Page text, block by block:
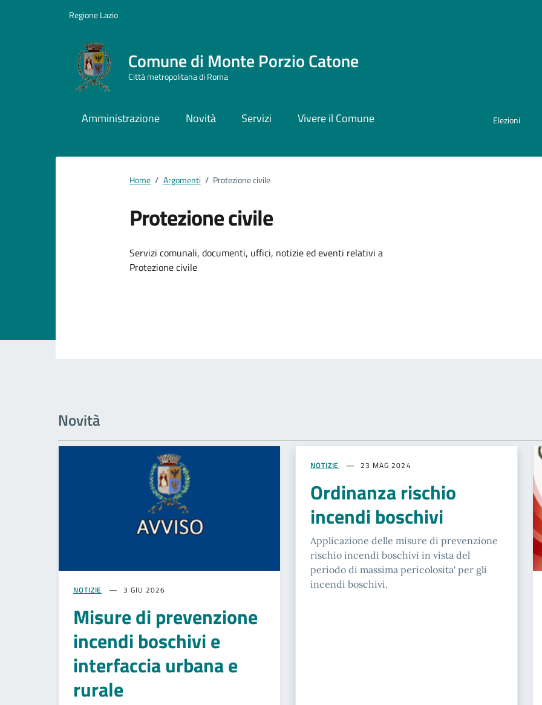
Regione Lazio
Comune di Monte Porzio Catone
Città metropolitana di Roma
Amministrazione Novità Servizi Vivere il Comune Elezioni
Home / Argomenti / Protezione civile
Protezione civile
Dettagli dell'argomento
Servizi comunali, documenti, uffici, notizie ed eventi relativi a
Protezione civile
Novità
NOTIZIE 3 GIU 2026
Misure di prevenzione
incendi boschivi e
interfaccia urbana e
rurale
NOTIZIE 23 MAG 2024
Ordinanza rischio
incendi boschivi
Applicazione delle misure di prevenzione
rischio incendi boschivi in vista del
periodo di massima pericolosita' per gli
incendi boschivi.